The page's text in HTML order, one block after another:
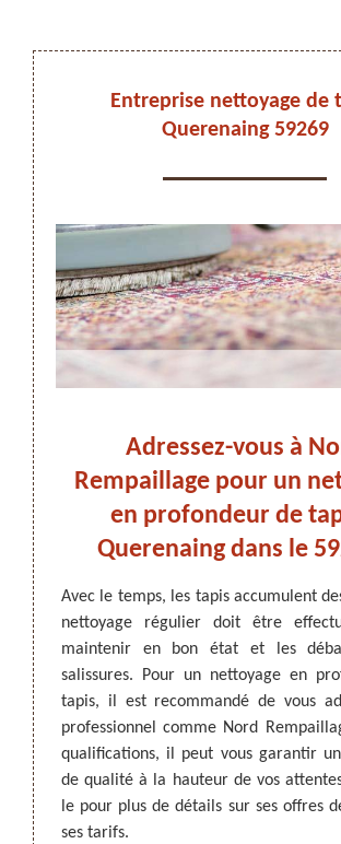
ARTISAN DEZITTER,
CANNAGE - RECOLLAGE,
Entreprise nettoyage de
Querenaing 59269
faut
les
le
à qui
de
à
des
telle
Adressez-vous à
Rempaillage pour un
en profondeur de
Querenaing dans le
Avec le temps, les tapis accumulent
nettoyage régulier doit être
maintenir en bon état et les
salissures. Pour un nettoyage en
tapis, il est recommandé de vous
professionnel comme Nord
qualifications, il peut vous garantir
de qualité à la hauteur de vos
le pour plus de détails sur ses offres
ses tarifs.